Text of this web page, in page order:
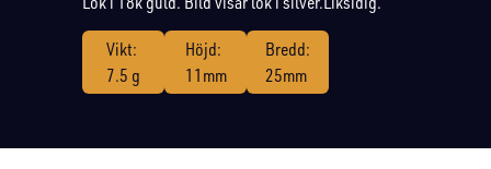
Vikt:
7.5 g
Höjd:
11mm
Bredd:
25mm